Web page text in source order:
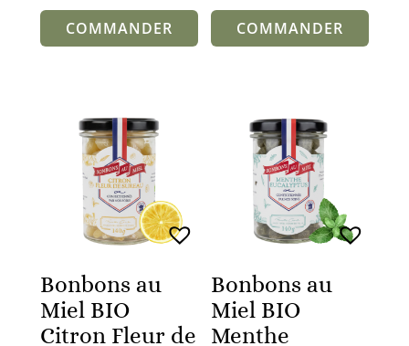
Noté5.00
sur 5
4
COMMANDER
notations
client
COMMANDER
Bonbons au
Miel BIO
Citron Fleur de
Bonbons au
Miel BIO
Menthe